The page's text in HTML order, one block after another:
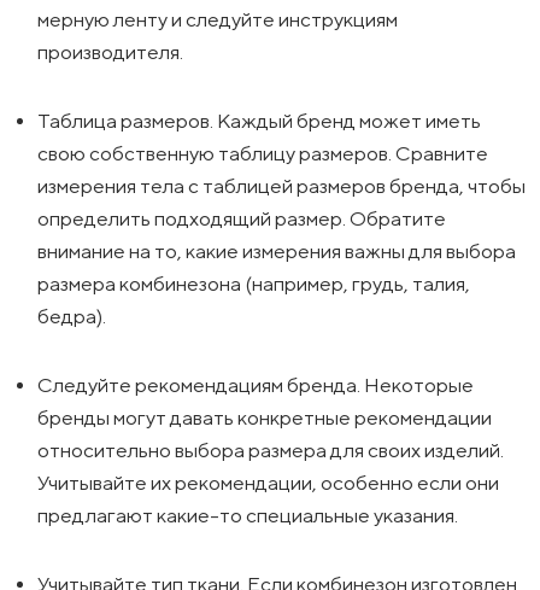
мерную ленту и следуйте инструкциям
производителя.
Таблица размеров. Каждый бренд может иметь
свою собственную таблицу размеров. Сравните
измерения тела с таблицей размеров бренда, чтобы
определить подходящий размер. Обратите
внимание на то, какие измерения важны для выбора
размера комбинезона (например, грудь, талия,
бедра).
Следуйте рекомендациям бренда. Некоторые
бренды могут давать конкретные рекомендации
относительно выбора размера для своих изделий.
Учитывайте их рекомендации, особенно если они
предлагают какие-то специальные указания.
Учитывайте тип ткани. Если комбинезон изготовлен